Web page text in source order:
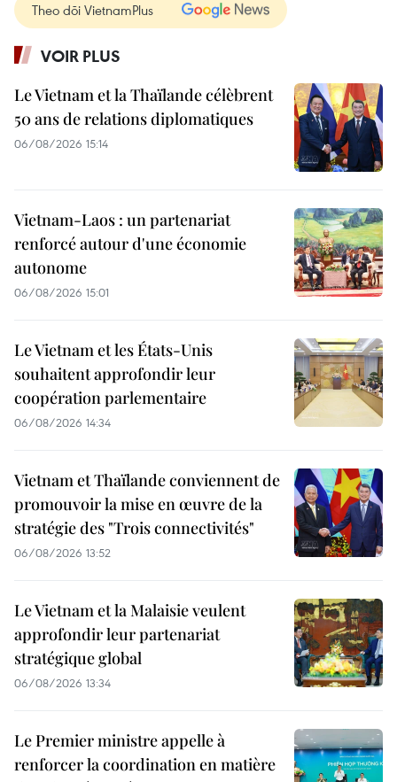
Theo dõi VietnamPlus
VOIR PLUS
Le Vietnam et la Thaïlande célèbrent
50 ans de relations diplomatiques
06/08/2026 15:14
Vietnam-Laos : un partenariat
renforcé autour d'une économie
autonome
06/08/2026 15:01
Le Vietnam et les États-Unis
souhaitent approfondir leur
coopération parlementaire
06/08/2026 14:34
Vietnam et Thaïlande conviennent de
promouvoir la mise en œuvre de la
stratégie des "Trois connectivités"
06/08/2026 13:52
Le Vietnam et la Malaisie veulent
approfondir leur partenariat
stratégique global
06/08/2026 13:34
Le Premier ministre appelle à
renforcer la coordination en matière